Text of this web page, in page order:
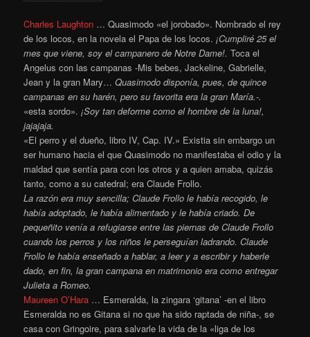
Charles Laughton … Quasimodo «el jorobado». Nombrado el rey
de los locos, en la novela el Papa de los locos. ¡Cumpliré 25 el
mes que viene, soy el campanero de Notre Dame!. Toca el
Angelus con las campanas -Mis bebes, Jackeline, Gabrielle,
Jean y la gran Mary…Quasimodo disponía, pues, de quince
campanas en su harén, pero su favorita era la gran María.-.
«esta sordo». ¡Soy tan deforme como el hombre de la luna!,
jajajaja.
«El perro y el dueño, libro IV, Cap. IV.» Existia sin embargo un
ser humano hacia el que Quasimodo no manifestaba el odio y la
maldad que sentía para con los otros y a quien amaba, quizás
tanto, como a su catedral; era Claude Frollo.
La razón era muy sencilla; Claude Frollo le había recogido, le
había adoptado, le había alimentado y le había criado. De
pequeñito venía a refugiarse entre las piernas de Claude Frollo
cuando los perros y los niños le perseguían ladrando. Claude
Frollo le había enseñado a hablar, a leer y a escribir y haberle
dado, en fin, la gran campana en matrimonio era como entregar
Julieta a Romeo.
Maureen O’Hara … Esmeralda, la zingara ‘gitana’ -en el libro
Esmeralda no es Gitana si no que ha sido raptada de niña-, se
casa con Gringoire, para salvarle la vida de la «liga de los